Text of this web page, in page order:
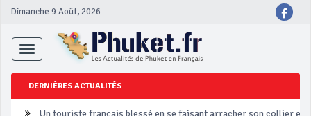
Dimanche 9 Août, 2026
Toggle
navigation
DERNIÈRES ACTUALITÉS
Un touriste français blessé en se faisant arracher son collier en